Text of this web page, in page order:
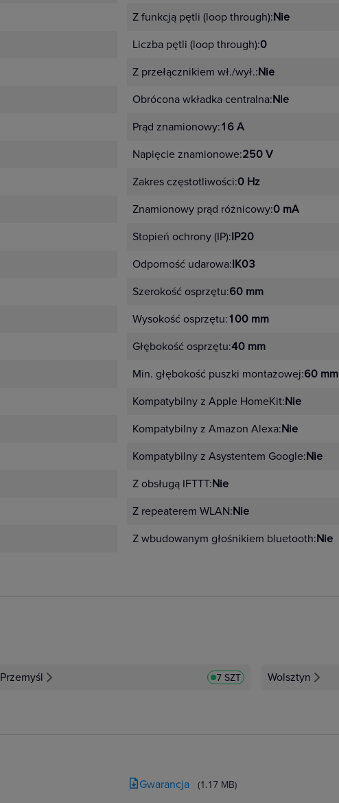
Z funkcją pętli (loop through):Nie
Liczba pętli (loop through):0
Z przełącznikiem wł./wył.:Nie
Obrócona wkładka centralna:Nie
Prąd znamionowy:16 A
Napięcie znamionowe:250 V
Zakres częstotliwości:0 Hz
Znamionowy prąd różnicowy:0 mA
Stopień ochrony (IP):IP20
Odporność udarowa:IK03
Szerokość osprzętu:60 mm
Wysokość osprzętu:100 mm
Głębokość osprzętu:40 mm
Min. głębokość puszki montażowej:60 mm
Kompatybilny z Apple HomeKit:Nie
Kompatybilny z Amazon Alexa:Nie
Kompatybilny z Asystentem Google:Nie
Z obsługą IFTTT:Nie
Z repeaterem WLAN:Nie
Z wbudowanym głośnikiem bluetooth:Nie
Przemyśl 7 SZT Wolsztyn
Gwarancja (1.17 MB)